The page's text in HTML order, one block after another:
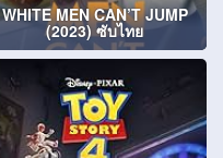
WHITE MEN CAN’T JUMP
(2023) ซับไทย